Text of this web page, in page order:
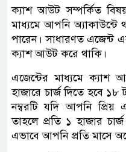
ক্যাশ আউট সম্পর্কিত
মাধ্যমে আপনি
পারেন। সাধারণত এজেন্ট
ক্যাশ আউট করে থাকি।
এজেন্টের মাধ্যমে
হাজারে চার্জ দিতে হবে
নম্বরটি যদি আপনি প্রিয়
তাহলে প্রতি ১ হাজার
এভাবে আপনি প্রতি মাসে